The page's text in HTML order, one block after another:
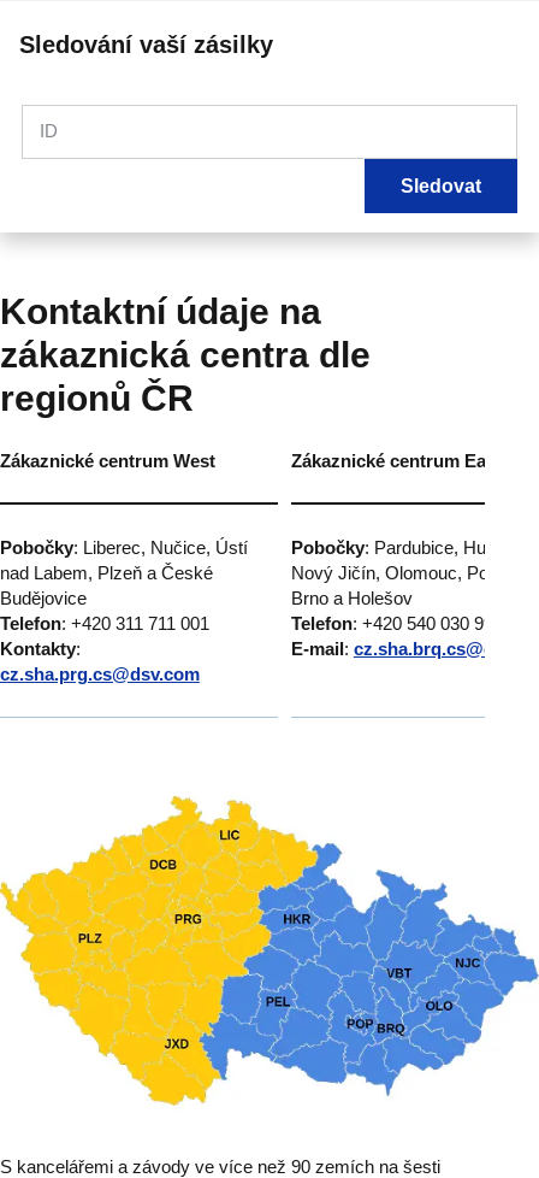
Sledování vaší zásilky
ID
Sledovat
Kontaktní údaje na
zákaznická centra dle
regionů ČR
Zákaznické centrum West Zákaznické centrum East
Pobočky: Liberec, Nučice, Ústí
nad Labem, Plzeň a České
Budějovice
Telefon: +420 311 711 001
Kontakty:
cz.sha.prg.cs@dsv.com
Pobočky: Pardubice,
Nový Jičín, Olomouc, Popůvky,
Brno a Holešov
Telefon: +420 540 030 999
E-mail:
S kancelářemi a závody ve více než 90 zemích na šesti